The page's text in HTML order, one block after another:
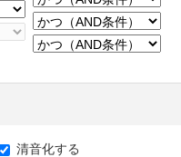
清音化する